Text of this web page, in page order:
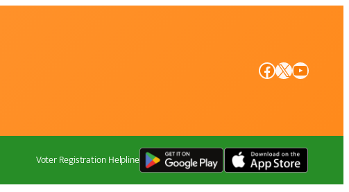
Facebook X YouTube
Voter Registration Helpline